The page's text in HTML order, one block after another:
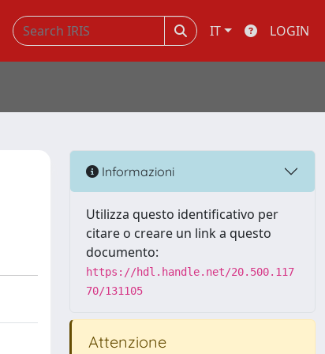
IT LOGIN
Informazioni
Utilizza questo identificativo per
citare o creare un link a questo
documento:
https://hdl.handle.net/20.500.117
70/131105
Attenzione